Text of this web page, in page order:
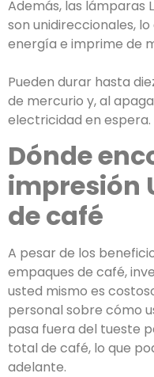
Además, las lámparas
son unidireccionales,
energía e imprime de
Pueden durar hasta
de mercurio y, al
electricidad en espera.
Dónde
impresión
de café
A pesar de los
empaques de café,
usted mismo es
personal sobre cómo
pasa fuera del tueste
total de café, lo que
adelante.